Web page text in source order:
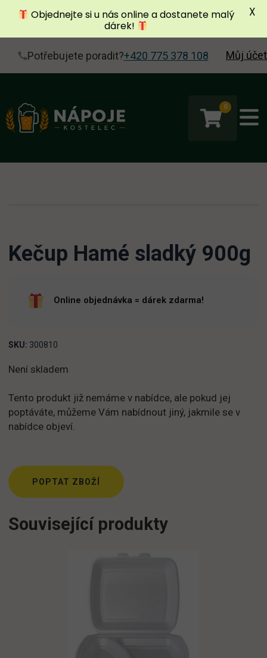
Potřebujete poradit?+420 775 378 108 Můj účet
0
Kečup Hamé sladký 900g
Online objednávka = dárek zdarma!
SKU: 300810
Není skladem
Tento produkt již nemáme v nabídce, ale pokud jej
poptáváte, můžeme Vám nabídnout jiný, jakmile se v
nabídce objeví.
POPTAT ZBOŽÍ
Související produkty
Objednejte si u nás online a dostanete malý
dárek!
X